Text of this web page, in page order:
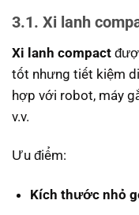
3.1. Xi lanh
Xi lanh compact
tốt nhưng tiết kiệm
hợp với robot, máy
v.v.
Ưu điểm:
Kích thước nhỏ